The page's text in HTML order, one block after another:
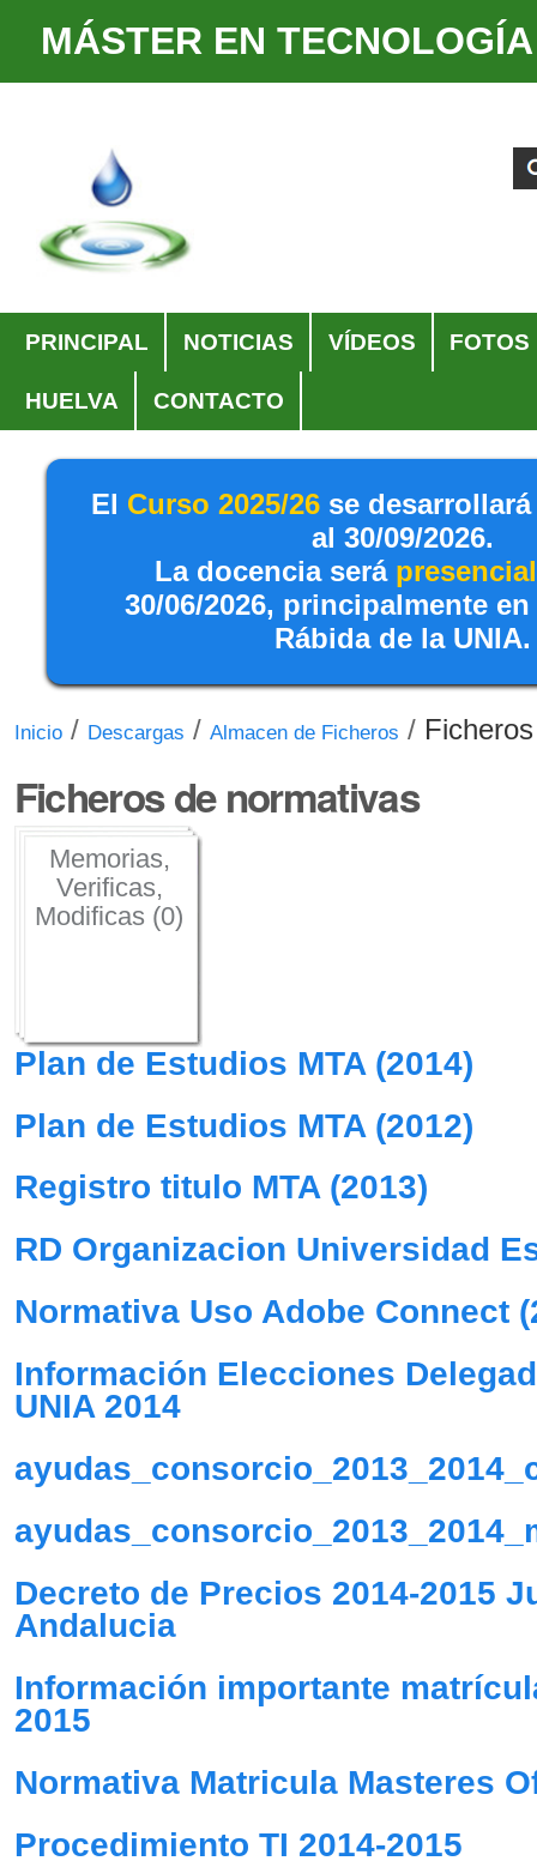
MÁSTER EN
contenido.
Saltar
Búsqueda
Avanzada…
PRINCIPAL NOTICIAS VÍDEOS FOTOS
HUELVA CONTACTO
El Curso 2025/26 se desarrollará
al 30/09/2026.
La docencia será presencial
30/06/2026, principalmente
Rábida de la UNIA.
Inicio / Descargas / Almacen de Ficheros /
Ficheros de normativas
Memorias,
Verificas,
Modificas (0)
Plan de Estudios MTA (2014)
Plan de Estudios MTA (2012)
Registro titulo MTA (2013)
RD Organizacion Universidad
Normativa Uso Adobe Connect
Información Elecciones
UNIA 2014
Decreto de Precios 2014-2015
Andalucia
Información importante
2015
Normativa Matricula Masteres
Procedimiento TI 2014-2015